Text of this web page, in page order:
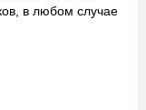
в любом случае